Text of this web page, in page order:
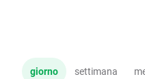
giorno settimana